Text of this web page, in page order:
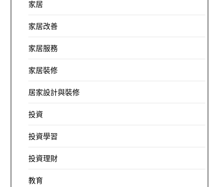
家居
家居改善
家居服務
家居裝修
居家設計與裝修
投資
投資學習
投資理財
教育